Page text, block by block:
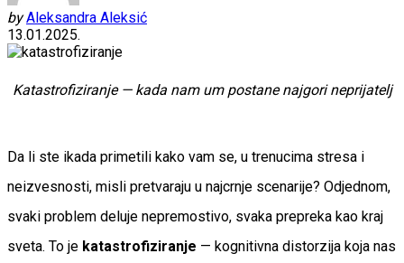
by Aleksandra Aleksić
13.01.2025.
Katastrofiziranje — kada nam um postane najgori neprijatelj
Da li ste ikada primetili kako vam se, u trenucima stresa i
neizvesnosti, misli pretvaraju u najcrnje scenarije? Odjednom,
svaki problem deluje nepremostivo, svaka prepreka kao kraj
sveta. To je katastrofiziranje — kognitivna distorzija koja nas